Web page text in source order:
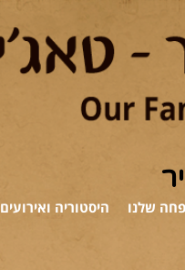
שלנו היסטוריה ואירועים